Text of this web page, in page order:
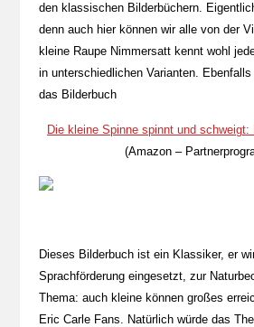
den klassischen Bilderbüchern.
denn auch hier können wir alle von der
kleine Raupe Nimmersatt kennt wohl
in unterschiedlichen Varianten.
das Bilderbuch
Die kleine Spinne spinnt und schweigt:
(Amazon –
Dieses Bilderbuch ist ein Klassiker, er
Sprachförderung eingesetzt, zur
Thema: auch kleine können großes
Eric Carle Fans. Natürlich würde das